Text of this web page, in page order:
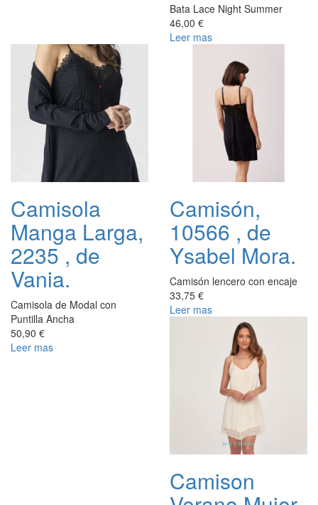
Bata Lace Night Summer
46,00 €
Leer mas
Camisola
Manga Larga,
2235 , de
Vania.
Camisola de Modal con
Puntilla Ancha
50,90 €
Leer mas
Camisón,
10566 , de
Ysabel Mora.
Camisón lencero con encaje
33,75 €
Leer mas
Camison